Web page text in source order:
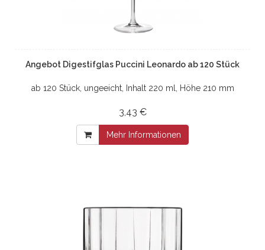
Angebot Digestifglas Puccini Leonardo ab 120 Stück
ab 120 Stück, ungeeicht, Inhalt 220 ml, Höhe 210 mm
3,43 €
Mehr Informationen